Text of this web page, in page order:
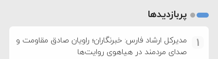
پربازدیدها
1
مدیرکل ارشاد فارس: خبرنگاران؛ راویان صادق مقاومت و
صدای مردمند در هیاهوی روایت‌ها